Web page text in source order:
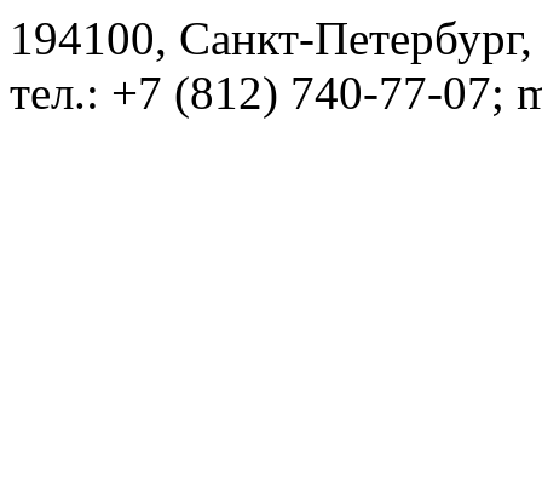
194100, Санкт-
тел.: +7 (812) 740-77-07;